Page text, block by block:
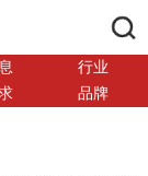
行业
品牌